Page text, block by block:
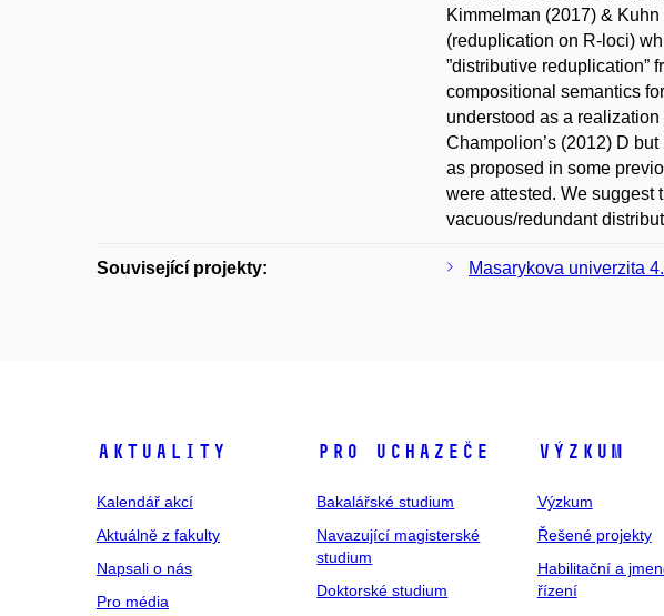
Kimmelman (2017) &
(reduplication on R-loci)
”distributive reduplication”
compositional semantics
understood as a
Champolion’s (2012) D
as proposed in some
were attested. We suggest
vacuous/redundant
Související projekty: Masarykova univerzita
Aktuality
Kalendář akcí
Aktuálně z fakulty
Napsali o nás
Pro média
Pro uchazeče
Bakalářské studium
Navazující magisterské
studium
Doktorské studium
Výzkum
Výzkum
Řešené projekty
Habilitační a
řízení